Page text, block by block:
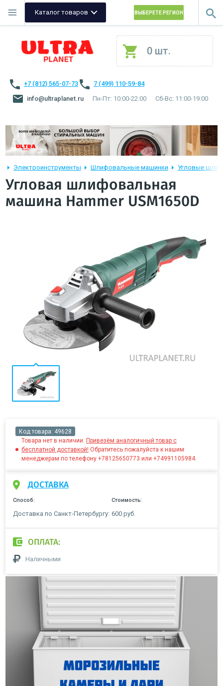
Каталог товаров ВЫБЕРЕТЕ РЕГИОН
0 шт.
+7 (812) 565-07-73
7 (499) 110-59-84
info@ultraplanet.ru
Пн-Пт: 10:00-22:00 Сб-Вс: 11:00-19:00
Электроинструменты Шлифовальные машинки Угловые
Угловая шлифовальная
машина Hammer USM1650D
Код товара: 49628
Товара нет в наличии. Привезём аналогичный товар с
бесплатной доставкой! Обратитесь пожалуйста к нашим
менеджерам по телефону +78125650773 или +74991105984.
ДОСТАВКА
Способ: Стоимость:
Доставка по Санкт-Петербургу: 600 руб.
ОПЛАТА:
Наличными